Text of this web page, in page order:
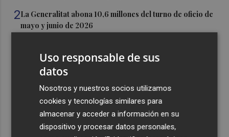
2La Generalitat abona 10,6 millones del turno de oficio de
mayo y junio de 2026
próxima temporada cedido en Galatasaray
David Cubillas regresa al Castellón
Teulada Moraira cierra temporalmente la playa del
Portet por vertidos fecales
Uso responsable de sus
datos
Nosotros y nuestros socios utilizamos
cookies y tecnologías similares para
almacenar y acceder a información en su
dispositivo y procesar datos personales,